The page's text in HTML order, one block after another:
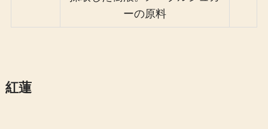
ーの原料
紅蓮